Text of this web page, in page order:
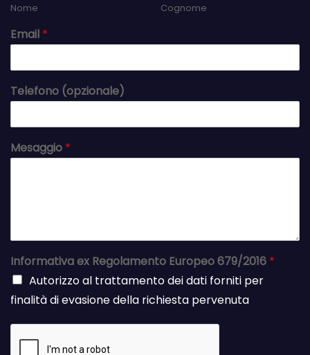
Nome Cognome
Email *
Telefono (opzionale)
Mesaggio *
Informativa ex Regolamento Europeo 679/2016 *
Autorizzo al trattamento dei dati forniti per
finalità di evasione della richiesta pervenuta